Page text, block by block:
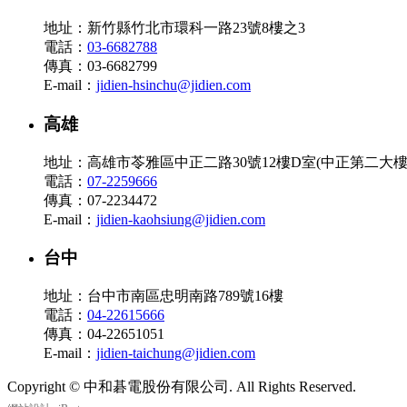
地址：新竹縣竹北市環科一路23號8樓之3
電話： 03-6682788
傳真：03-6682799
E-mail： jidien-hsinchu@jidien.com
高雄
地址：高雄市苓雅區中正二路30號12樓D室(中正第二大
電話： 07-2259666
傳真：07-2234472
E-mail： jidien-kaohsiung@jidien.com
台中
地址：台中市南區忠明南路789號16樓
電話： 04-22615666
傳真：04-22651051
E-mail： jidien-taichung@jidien.com
Copyright © 中和碁電股份有限公司. All Rights Reserved.